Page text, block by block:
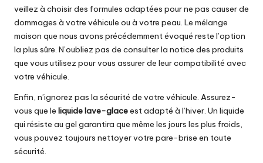
veillez à choisir des formules adaptées pour ne pas causer de
dommages à votre véhicule ou à votre peau. Le mélange
maison que nous avons précédemment évoqué reste l’option
la plus sûre. N’oubliez pas de consulter la notice des produits
que vous utilisez pour vous assurer de leur compatibilité avec
votre véhicule.
Enfin, n’ignorez pas la sécurité de votre véhicule. Assurez-
vous que le liquide lave-glaceest adapté à l’hiver. Un liquide
qui résiste au gel garantira que même les jours les plus froids,
vous pouvez toujours nettoyer votre pare-brise en toute
sécurité.